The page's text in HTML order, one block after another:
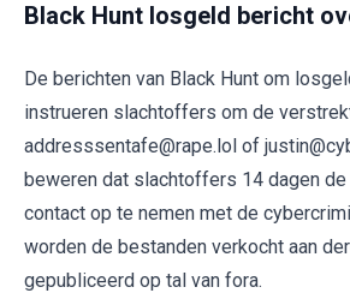
Black Hunt losgeld bericht
De berichten van Black Hunt om
instrueren slachtoffers om de
addresssentafe@rape.lol of
beweren dat slachtoffers 14 dagen
contact op te nemen met de
worden de bestanden verkocht aan
gepubliceerd op tal van fora.